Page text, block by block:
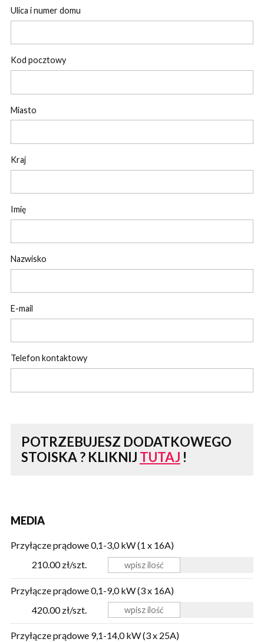
Ulica i numer domu
Kod pocztowy
Miasto
Kraj
Imię
Nazwisko
E-mail
Telefon kontaktowy
POTRZEBUJESZ DODATKOWEGO
STOISKA ? KLIKNIJ TUTAJ !
MEDIA
Przyłącze prądowe 0,1-3,0 kW (1 x 16A)
210.00 zł/szt.
Przyłącze prądowe 0,1-9,0 kW (3 x 16A)
420.00 zł/szt.
Przyłącze prądowe 9,1-14,0 kW (3 x 25A)